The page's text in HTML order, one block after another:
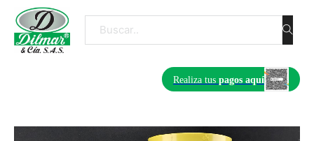
Buscar
Realiza tus pagos aquí